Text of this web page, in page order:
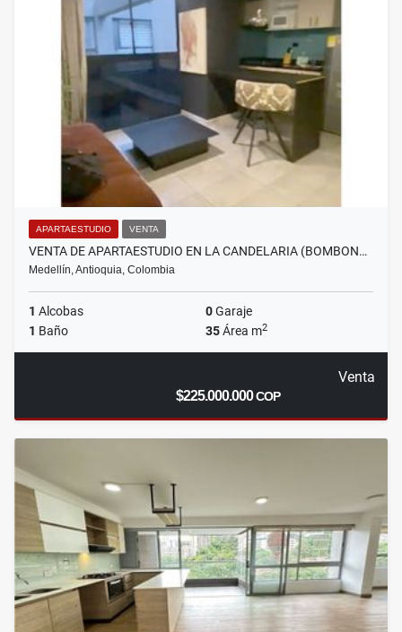
APARTAESTUDIO VENTA
VENTA DE APARTAESTUDIO EN LA CANDELARIA (BOMBON…
Medellín, Antioquia, Colombia
1 Alcobas 0Garaje
1 Baño 35Área m2
Venta
$225.000.000COP